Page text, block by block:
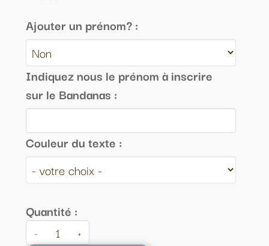
Ajouter un prénom? :
Indiquez nous le prénom à inscrire
sur le Bandanas :
Couleur du texte :
Quantité :
- +